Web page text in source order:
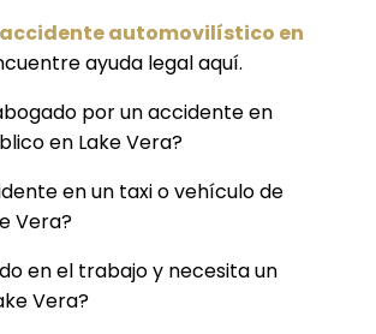
accidente automovilístico en
ayuda legal aquí.
por un accidente en
en Lake Vera?
en un taxi o vehículo de
Vera?
en el trabajo y necesita un
Vera?